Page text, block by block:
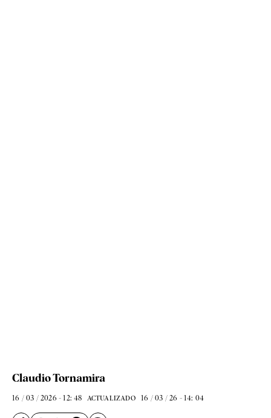
Claudio Tornamira
16 / 03 / 2026 - 12: 48 ACTUALIZADO 16 / 03 / 26 - 14: 04